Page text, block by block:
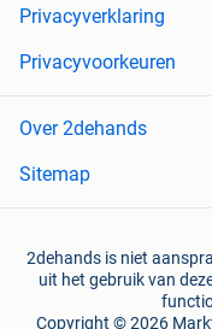
Privacyverklaring
Privacyvoorkeuren
Over 2dehands
Sitemap
2dehands is niet
uit het gebruik van
Copyright © 2026